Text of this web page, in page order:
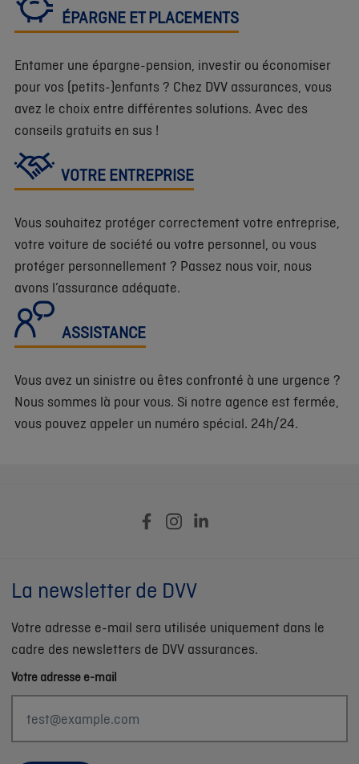
ÉPARGNE ET PLACEMENTS
Entamer une épargne-pension, investir ou économiser
pour vos (petits-)enfants ? Chez DVV assurances, vous
avez le choix entre différentes solutions. Avec des
conseils gratuits en sus !
VOTRE ENTREPRISE
Vous souhaitez protéger correctement votre entreprise,
votre voiture de société ou votre personnel, ou vous
protéger personnellement ? Passez nous voir, nous
avons l’assurance adéquate.
ASSISTANCE
Vous avez un sinistre ou êtes confronté à une urgence ?
Nous sommes là pour vous. Si notre agence est fermée,
vous pouvez appeler un numéro spécial. 24h/24.
La newsletter de DVV
Votre adresse e-mail sera utilisée uniquement dans le
cadre des newsletters de DVV assurances.
Votre adresse e-mail